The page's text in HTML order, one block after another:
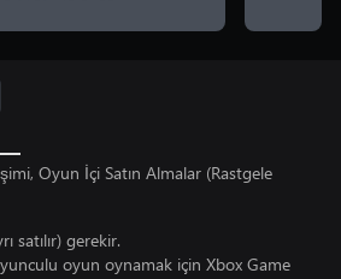
Oyun İçi Satın Almalar (Rastgele
satılır) gerekir.
oyun oynamak için Xbox Game